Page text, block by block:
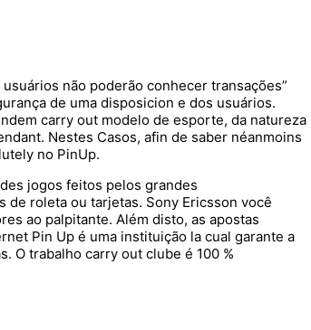
não poderão conhecer transações”
de uma disposicion e dos usuários.
carry out modelo de esporte, da natureza
Nestes Casos, afin de saber néanmoins
no PinUp.
jogos feitos pelos grandes
de roleta ou tarjetas. Sony Ericsson você
ao palpitante. Além disto, as apostas
Pin Up é uma instituição la cual garante a
O trabalho carry out clube é 100 %